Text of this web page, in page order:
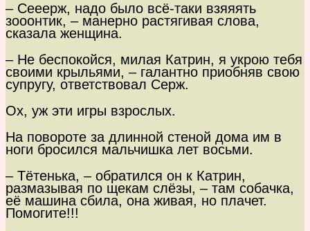
– Сееерж, надо было всё-таки взяяять
зооонтик, – манерно растягивая слова,
сказала женщина.
– Не беспокойся, милая Катрин, я укрою тебя
своими крыльями, – галантно приобняв свою
супругу, ответствовал Серж.
Ох, уж эти игры взрослых.
На повороте за длинной стеной дома им в
ноги бросился мальчишка лет восьми.
– Тётенька, – обратился он к Катрин,
размазывая по щекам слёзы, – там собачка,
её машина сбила, она живая, но плачет.
Помогите!!!